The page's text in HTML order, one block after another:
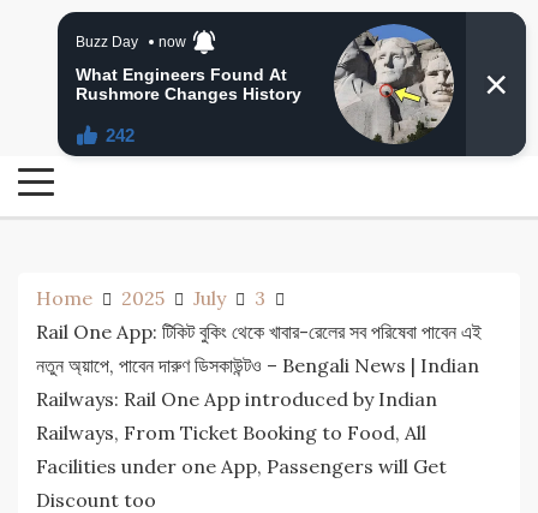
24 Ghanta Bangla News
24 Ghanta Bengali News
Home 2025 July
3
Rail One App: টিকিট বুকিং থেকে খাবার-রেলের সব পরিষেবা পাবেন এই
নতুন অ্য়াপে, পাবেন দারুণ ডিসকাউন্টও – Bengali News | Indian
Railways: Rail One App introduced by Indian
Railways, From Ticket Booking to Food, All
Facilities under one App, Passengers will Get
Discount too